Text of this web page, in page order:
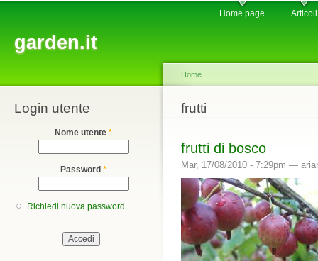
garden.it
Home page Articoli
Login utente
Nome utente *
Password *
Richiedi nuova password
You are here
Home
frutti
frutti di bosco
Mar, 17/08/2010 - 7:29pm —